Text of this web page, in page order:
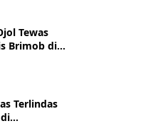
Tewas
Brimob di
Sedang
Terlindas
Medsos